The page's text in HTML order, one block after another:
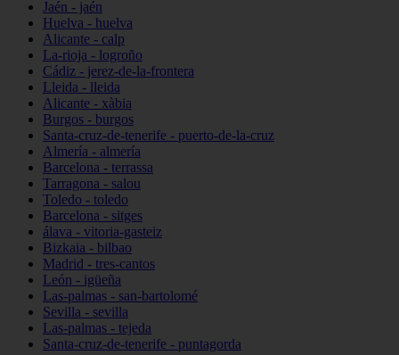
Jaén - jaén
Huelva - huelva
Alicante - calp
La-rioja - logroño
Cádiz - jerez-de-la-frontera
Lleida - lleida
Alicante - xàbia
Burgos - burgos
Santa-cruz-de-tenerife - puerto-de-la-cruz
Almería - almería
Barcelona - terrassa
Tarragona - salou
Toledo - toledo
Barcelona - sitges
álava - vitoria-gasteiz
Bizkaia - bilbao
Madrid - tres-cantos
León - igüeña
Las-palmas - san-bartolomé
Sevilla - sevilla
Las-palmas - tejeda
Santa-cruz-de-tenerife - puntagorda